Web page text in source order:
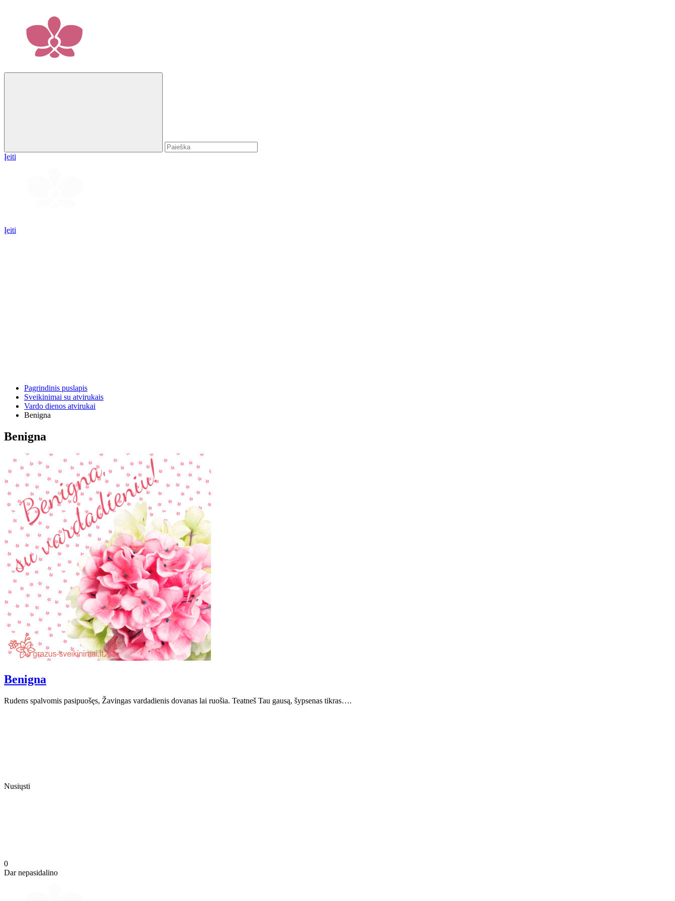
Įeiti
Įeiti
Pagrindinis puslapis
Sveikinimai su atvirukais
Vardo dienos atvirukai
Benigna
Benigna
Benigna
Rudens spalvomis pasipuošęs, Žavingas vardadienis dovanas lai ruošia. Teatneš Tau gausą, šypsenas tikras….
Nusiųsti
0
Dar nepasidalino